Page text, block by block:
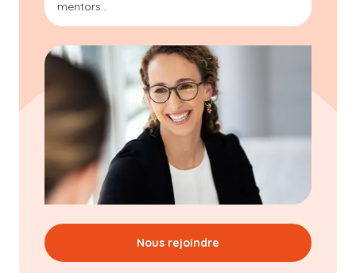
mentors...
Nous rejoindre